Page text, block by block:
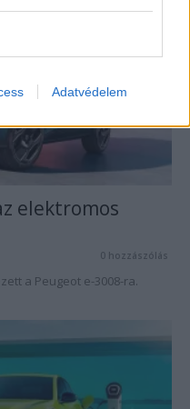
Adatvédelem
elektromos
0 hozzászólás
a Peugeot e-3008-ra.